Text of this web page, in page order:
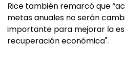
Rice también remarcó que
metas anuales no serán
importante para mejorar la
recuperación económica".